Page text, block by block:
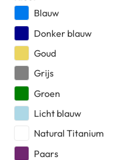
Blauw
Donker blauw
Goud
Grijs
Groen
Licht blauw
Natural Titanium
Paars